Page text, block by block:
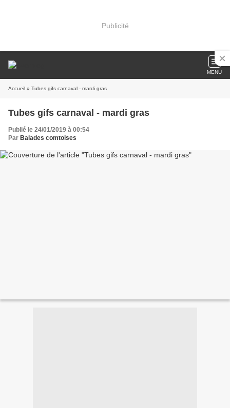
Publicité
MENU
Accueil » Tubes gifs carnaval - mardi gras
Tubes gifs carnaval - mardi gras
Publié le 24/01/2019 à 00:54
Par Balades comtoises